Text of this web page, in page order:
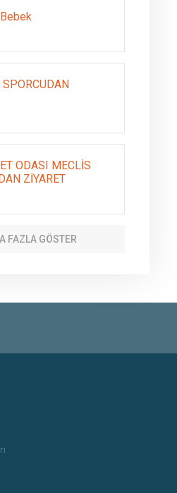
ODASI MECLİS
ZİYARET
FAZLA GÖSTER